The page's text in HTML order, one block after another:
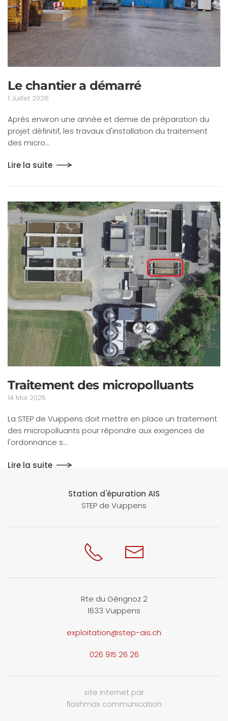
Le chantier a démarré
1 Juillet 2026
Après environ une année et demie de préparation du
projet définitif, les travaux d'installation du traitement
des micro…
Lire la suite
Traitement des micropolluants
14 Mai 2025
La STEP de Vuippens doit mettre en place un traitement
des micropolluants pour répondre aux exigences de
l'ordonnance s…
Lire la suite
Station d'épuration AIS
STEP de Vuippens
Rte du Gérignoz 2
1633 Vuippens
exploitation@step-ais.ch
026 915 26 26
site internet par
flashmax communication